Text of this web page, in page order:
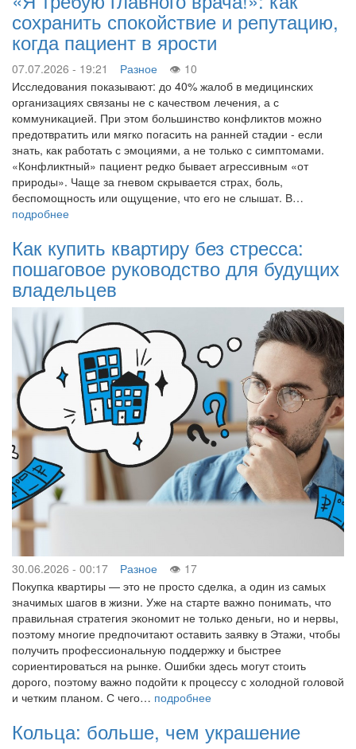
сохранить спокойствие и репутацию,
когда пациент в ярости
07.07.2026 - 19:21 Разное
10
Исследования показывают: до 40% жалоб в медицинских
организациях связаны не с качеством лечения, а с
коммуникацией. При этом большинство конфликтов можно
предотвратить или мягко погасить на ранней стадии - если
знать, как работать с эмоциями, а не только с симптомами.
«Конфликтный» пациент редко бывает агрессивным «от
природы». Чаще за гневом скрывается страх, боль,
беспомощность или ощущение, что его не слышат. В…
подробнее
Как купить квартиру без стресса:
пошаговое руководство для будущих
владельцев
30.06.2026 - 00:17 Разное
17
Покупка квартиры — это не просто сделка, а один из самых
значимых шагов в жизни. Уже на старте важно понимать, что
правильная стратегия экономит не только деньги, но и нервы,
поэтому многие предпочитают оставить заявку в Этажи, чтобы
получить профессиональную поддержку и быстрее
сориентироваться на рынке. Ошибки здесь могут стоить
дорого, поэтому важно подойти к процессу с холодной головой
и четким планом. С чего… подробнее
Кольца: больше, чем украшение